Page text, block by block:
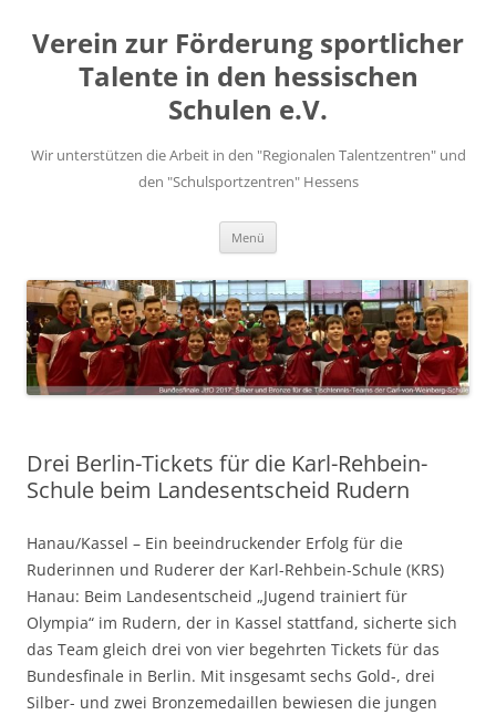
springen
Verein zur Förderung sportlicher
Talente in den hessischen
Schulen e.V.
Wir unterstützen die Arbeit in den "Regionalen Talentzentren" und
den "Schulsportzentren" Hessens
Menü
Drei Berlin-Tickets für die Karl-Rehbein-
Schule beim Landesentscheid Rudern
Hanau/Kassel – Ein beeindruckender Erfolg für die
Ruderinnen und Ruderer der Karl-Rehbein-Schule (KRS)
Hanau: Beim Landesentscheid „Jugend trainiert für
Olympia“ im Rudern, der in Kassel stattfand, sicherte sich
das Team gleich drei von vier begehrten Tickets für das
Bundesfinale in Berlin. Mit insgesamt sechs Gold-, drei
Silber- und zwei Bronzemedaillen bewiesen die jungen